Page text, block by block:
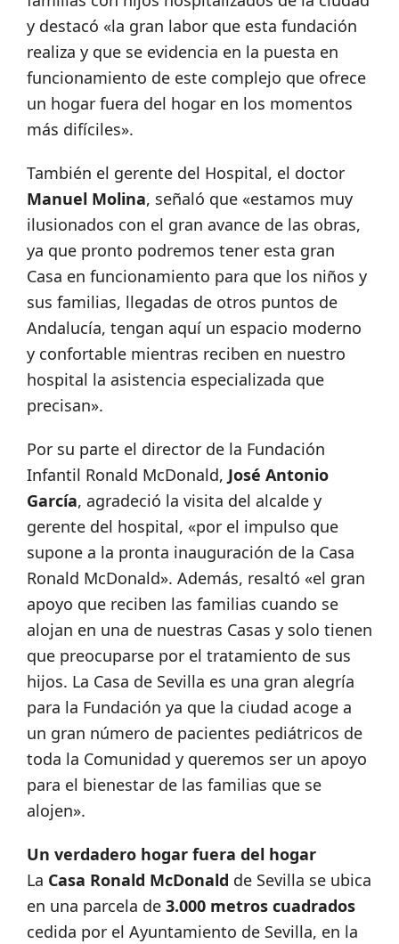
y destacó «la gran labor que esta fundación
realiza y que se evidencia en la puesta en
funcionamiento de este complejo que ofrece
un hogar fuera del hogar en los momentos
más difíciles».
También el gerente del Hospital, el doctor
Manuel Molina, señaló que «estamos muy
ilusionados con el gran avance de las obras,
ya que pronto podremos tener esta gran
Casa en funcionamiento para que los niños y
sus familias, llegadas de otros puntos de
Andalucía, tengan aquí un espacio moderno
y confortable mientras reciben en nuestro
hospital la asistencia especializada que
precisan».
Por su parte el director de la Fundación
Infantil Ronald McDonald, José Antonio
García, agradeció la visita del alcalde y
gerente del hospital, «por el impulso que
supone a la pronta inauguración de la Casa
Ronald McDonald». Además, resaltó «el gran
apoyo que reciben las familias cuando se
alojan en una de nuestras Casas y solo tienen
que preocuparse por el tratamiento de sus
hijos. La Casa de Sevilla es una gran alegría
para la Fundación ya que la ciudad acoge a
un gran número de pacientes pediátricos de
toda la Comunidad y queremos ser un apoyo
para el bienestar de las familias que se
alojen».
Un verdadero hogar fuera del hogar
La Casa Ronald McDonald de Sevilla se ubica
en una parcela de 3.000 metros cuadrados
cedida por el Ayuntamiento de Sevilla, en la